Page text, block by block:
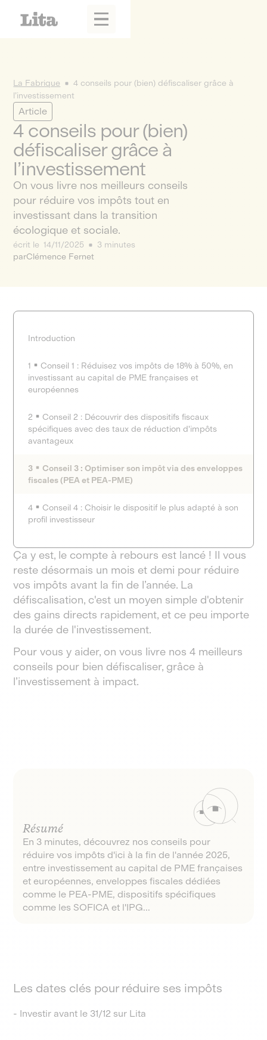
La Fabrique
4 conseils pour (bien) défiscaliser grâce à
l’investissement
Article
4 conseils pour (bien)
défiscaliser grâce à
l’investissement
On vous livre nos meilleurs conseils
pour réduire vos impôts tout en
investissant dans la transition
écologique et sociale.
écrit le 14/11/2025
3 minutes
parClémence Fernet
Introduction
1
Conseil 1 : Réduisez vos impôts de 18% à 50%, en
investissant au capital de PME françaises et
européennes
2
Conseil 2 : Découvrir des dispositifs fiscaux
spécifiques avec des taux de réduction d'impôts
avantageux
3
Conseil 3 : Optimiser son impôt via des enveloppes
fiscales (PEA et PEA-PME)
4
Conseil 4 : Choisir le dispositif le plus adapté à son
profil investisseur
Ça y est, le compte à rebours est lancé ! Il vous
reste désormais un mois et demi pour réduire
vos impôts avant la fin de l’année. La
défiscalisation, c'est un moyen simple d'obtenir
des gains directs rapidement, et ce peu importe
la durée de l'investissement.
Pour vous y aider, on vous livre nos 4 meilleurs
conseils pour bien défiscaliser, grâce à
l’investissement à impact.
Résumé
En 3 minutes, découvrez nos conseils pour
réduire vos impôts d'ici à la fin de l'année 2025,
entre investissement au capital de PME françaises
et européennes, enveloppes fiscales dédiées
comme le PEA-PME, dispositifs spécifiques
comme les SOFICA et l'IPG...
Les dates clés pour réduire ses impôts
- Investir avant le 31/12 sur Lita